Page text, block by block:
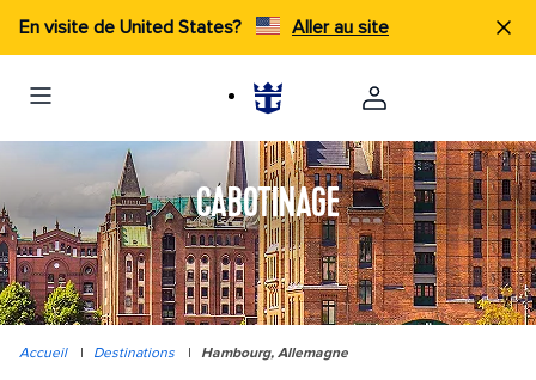
En visite de United States? Aller au site
CABOTINAGE
Accueil | Destinations | Hambourg, Allemagne